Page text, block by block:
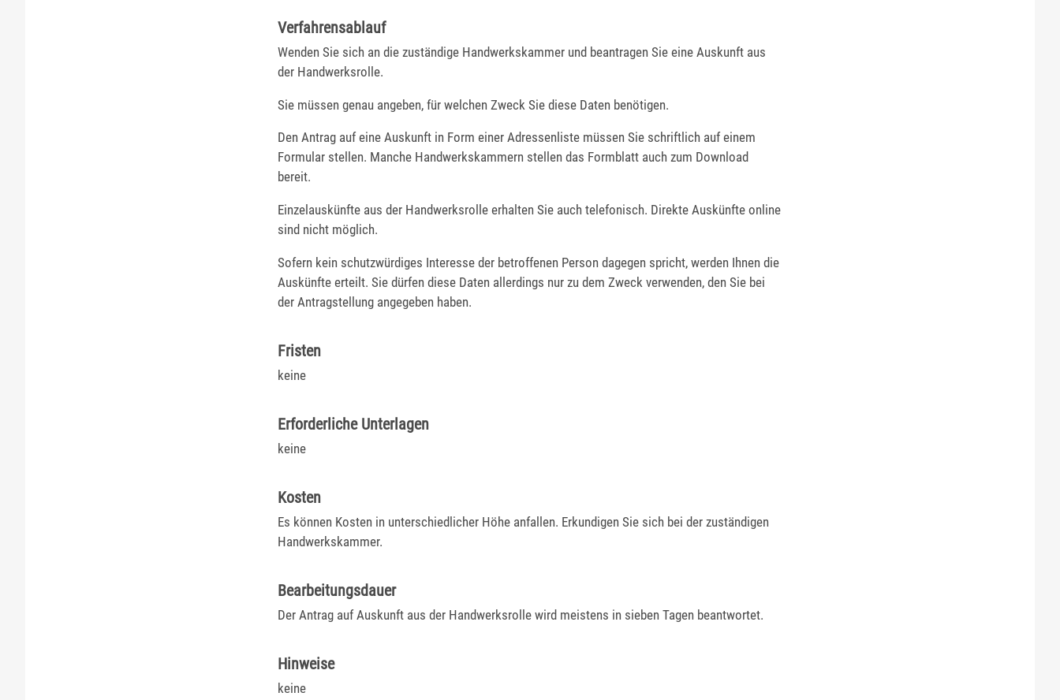
Verfahrensablauf
Wenden Sie sich an die zuständige Handwerkskammer und beantragen Sie eine Auskunft aus
der Handwerksrolle.
Sie müssen genau angeben, für welchen Zweck Sie diese Daten benötigen.
Den Antrag auf eine Auskunft in Form einer Adressenliste müssen Sie schriftlich auf einem
Formular stellen. Manche Handwerkskammern stellen das Formblatt auch zum Download
bereit.
Einzelauskünfte aus der Handwerksrolle erhalten Sie auch telefonisch. Direkte Auskünfte online
sind nicht möglich.
Sofern kein schutzwürdiges Interesse der betroffenen Person dagegen spricht, werden Ihnen die
Auskünfte erteilt. Sie dürfen diese Daten allerdings nur zu dem Zweck verwenden, den Sie bei
der Antragstellung angegeben haben.
Fristen
keine
Erforderliche Unterlagen
keine
Kosten
Es können Kosten in unterschiedlicher Höhe anfallen. Erkundigen Sie sich bei der zuständigen
Handwerkskammer.
Bearbeitungsdauer
Der Antrag auf Auskunft aus der Handwerksrolle wird meistens in sieben Tagen beantwortet.
Hinweise
keine